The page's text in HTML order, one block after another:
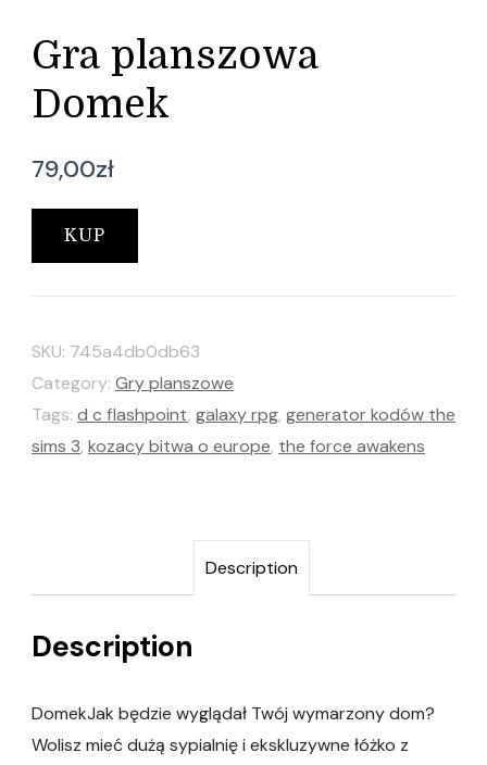
Gra planszowa
Domek
79,00zł
KUP
SKU: 745a4db0db63
Category: Gry planszowe
Tags: d c flashpoint, galaxy rpg, generator kodów the
sims 3, kozacy bitwa o europe, the force awakens
Description
Description
DomekJak będzie wyglądał Twój wymarzony dom?
Wolisz mieć dużą sypialnię i ekskluzywne łóżko z